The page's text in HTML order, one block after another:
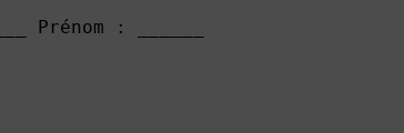
Prénom : ______